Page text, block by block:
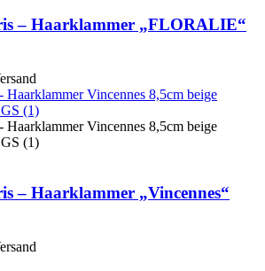
– Haarklammer „FLORALIE“
– Haarklammer „Vincennes“